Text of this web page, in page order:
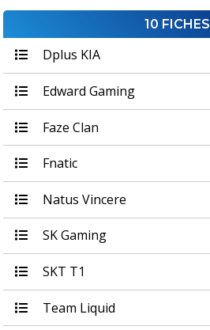
10 FICHES
Dplus KIA
Edward Gaming
Faze Clan
Fnatic
Natus Vincere
SK Gaming
SKT T1
Team Liquid